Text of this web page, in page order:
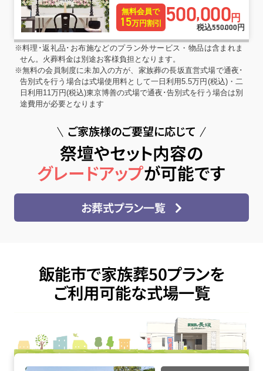
無料会員で
15万円割引 500,000円
税込550,000 円
※料理･返礼品･お布施などのプラン外サービス・物品は含まれま
せん。火葬料金は別途お客様負担となります。
※無料の会員制度に未加入の方が、家族葬の長坂直営式場で通夜･
告別式を行う場合は式場使用料として一日利用5.5万円(税込)・二
日利用11万円(税込)東京博善の式場で通夜･告別式を行う場合は別
途費用が必要となります
ご家族様のご要望に応じて
祭壇やセット内容の
グレードアップが可能です
お葬式プラン一覧
飯能市で家族葬50プランを
ご利用可能な式場一覧
広域飯能斎場の詳細へ